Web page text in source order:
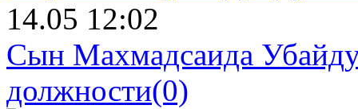
14.05 12:02
Сын Махмадсаида
должности(0)